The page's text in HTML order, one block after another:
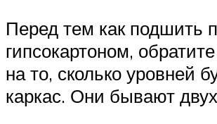
Перед тем как подшить
гипсокартоном,
на то, сколько уровней
каркас. Они бывают